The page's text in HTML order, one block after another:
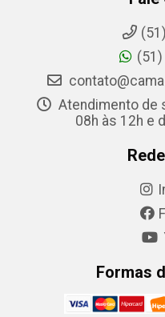
Atendimento de
08h às 12h e
Formas